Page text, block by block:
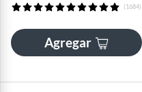
(1684)
Agregar